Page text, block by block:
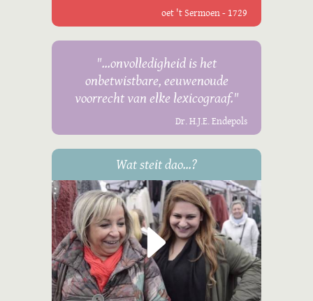
oet 't Sermoen - 1729
"...onvolledigheid is het
onbetwistbare, eeuwenoude
voorrecht van elke lexicograaf."
Dr. H.J.E. Endepols
Wat steit dao...?